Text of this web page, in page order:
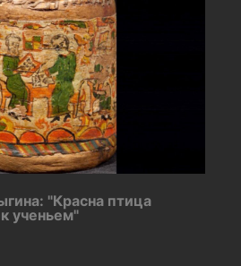
"Красна птица
ученьем"